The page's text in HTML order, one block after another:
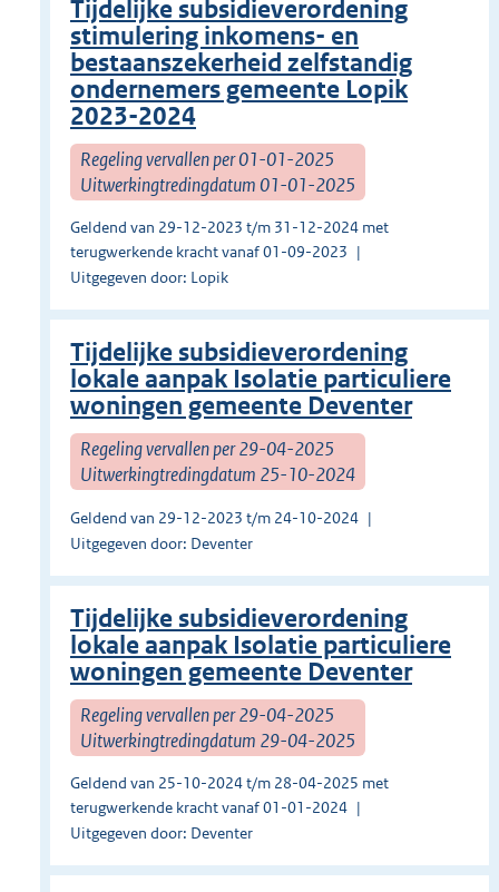
Tijdelijke subsidieverordening
stimulering inkomens- en
bestaanszekerheid zelfstandig
ondernemers gemeente Lopik
2023-2024
Regeling vervallen per 01-01-2025
Uitwerkingtredingdatum 01-01-2025
Geldend van 29-12-2023 t/m 31-12-2024 met
terugwerkende kracht vanaf 01-09-2023
Uitgegeven door: Lopik
Tijdelijke subsidieverordening
lokale aanpak Isolatie particuliere
woningen gemeente Deventer
Regeling vervallen per 29-04-2025
Uitwerkingtredingdatum 25-10-2024
Geldend van 29-12-2023 t/m 24-10-2024
Uitgegeven door: Deventer
Tijdelijke subsidieverordening
lokale aanpak Isolatie particuliere
woningen gemeente Deventer
Regeling vervallen per 29-04-2025
Uitwerkingtredingdatum 29-04-2025
Geldend van 25-10-2024 t/m 28-04-2025 met
terugwerkende kracht vanaf 01-01-2024
Uitgegeven door: Deventer